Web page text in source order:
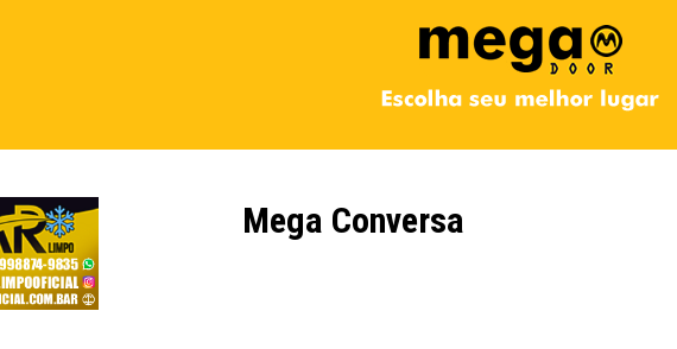
Mega Conversa